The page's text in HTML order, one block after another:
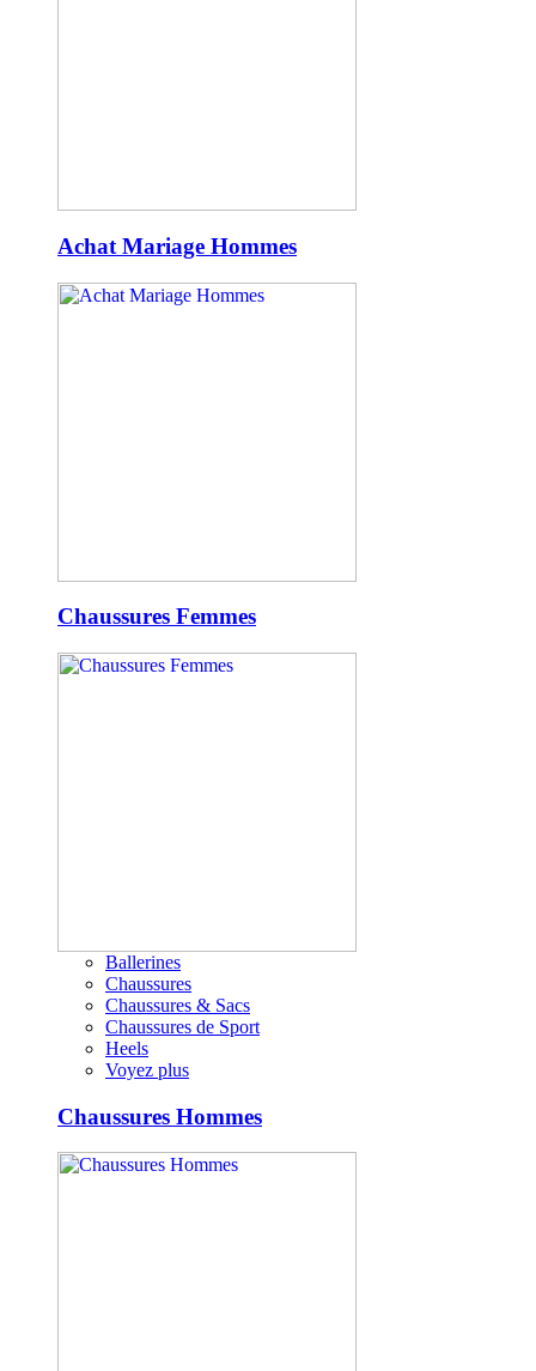
Achat Mariage Hommes
Chaussures Femmes
Ballerines
Chaussures
Chaussures & Sacs
Chaussures de Sport
Heels
Voyez plus
Chaussures Hommes